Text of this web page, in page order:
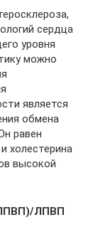
сердца
уровня
можно
является
обмена
равен
холестерина
высокой
ЛПВП